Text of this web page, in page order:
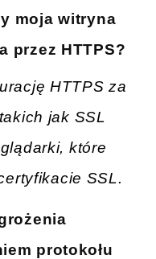
moja witryna
przez HTTPS?
HTTPS za
jak SSL
które
SSL.
protokołu